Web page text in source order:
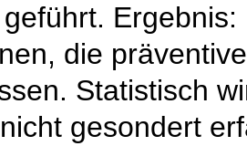
die
Statistisch
gesondert